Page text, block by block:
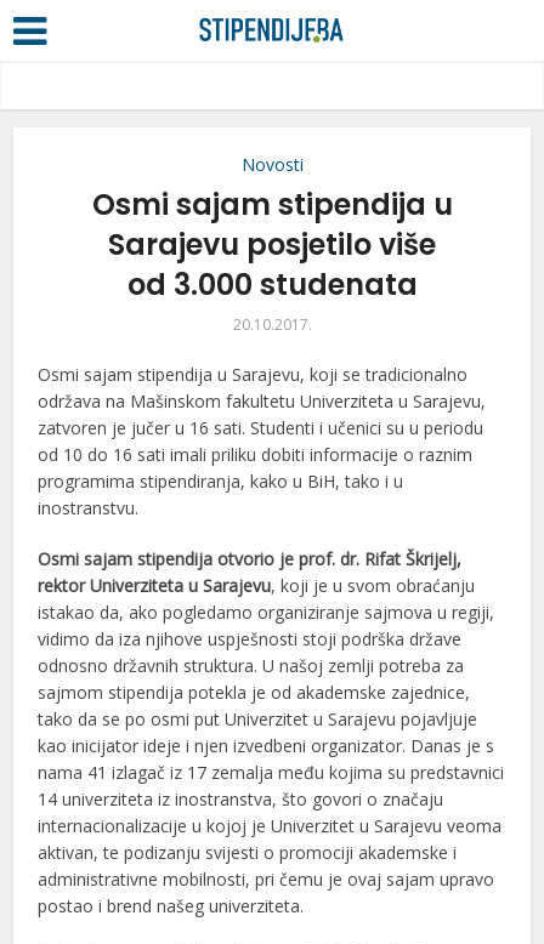
Novosti
Osmi sajam stipendija u
Sarajevu posjetilo više
od 3.000 studenata
20.10.2017.
Osmi sajam stipendija u Sarajevu, koji se tradicionalno
održava na Mašinskom fakultetu Univerziteta u Sarajevu,
zatvoren je jučer u 16 sati. Studenti i učenici su u periodu
od 10 do 16 sati imali priliku dobiti informacije o raznim
programima stipendiranja, kako u BiH, tako i u
inostranstvu.
Osmi sajam stipendija otvorio je prof. dr. Rifat Škrijelj,
rektor Univerziteta u Sarajevu, koji je u svom obraćanju
istakao da, ako pogledamo organiziranje sajmova u regiji,
vidimo da iza njihove uspješnosti stoji podrška države
odnosno državnih struktura. U našoj zemlji potreba za
sajmom stipendija potekla je od akademske zajednice,
tako da se po osmi put Univerzitet u Sarajevu pojavljuje
kao inicijator ideje i njen izvedbeni organizator. Danas je s
nama 41 izlagač iz 17 zemalja među kojima su predstavnici
14 univerziteta iz inostranstva, što govori o značaju
internacionalizacije u kojoj je Univerzitet u Sarajevu veoma
aktivan, te podizanju svijesti o promociji akademske i
administrativne mobilnosti, pri čemu je ovaj sajam upravo
postao i brend našeg univerziteta.